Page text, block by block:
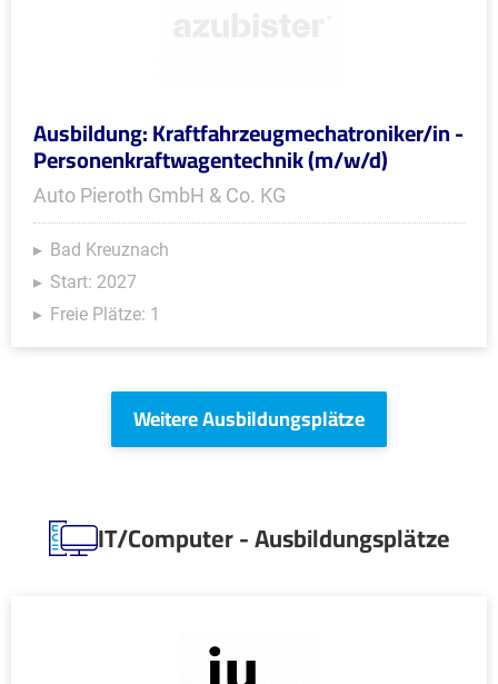
Ausbildung: Kraftfahrzeugmechatroniker/in -
Personenkraftwagentechnik (m/w/d)
Auto Pieroth GmbH & Co. KG
Bad Kreuznach
Start: 2027
Freie Plätze: 1
Weitere Ausbildungsplätze
IT/Computer - Ausbildungsplätze